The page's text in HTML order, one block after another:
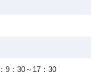
：30～17：30